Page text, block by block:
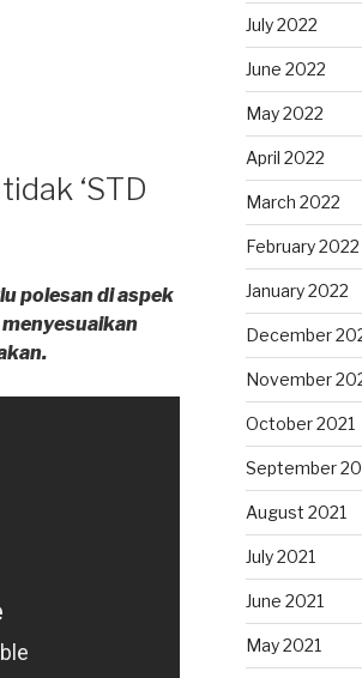
‘STD
polesan di aspek
July 2022
June 2022
May 2022
April 2022
March 2022
February 2022
January 2022
December
November
October 2021
September
August 2021
July 2021
June 2021
May 2021